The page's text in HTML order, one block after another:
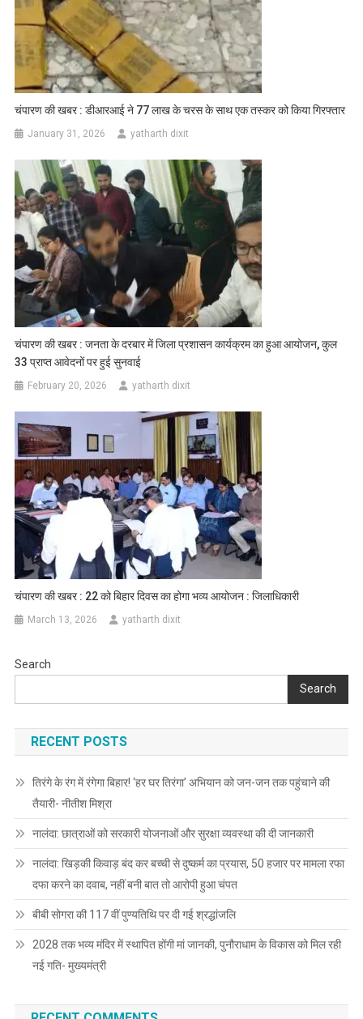
चंपारण की खबर : डीआरआई ने 77 लाख के चरस के साथ एक तस्कर को किया गिरफ्तार
January 31, 2026 yatharth dixit
चंपारण की खबर : जनता के दरबार में जिला प्रशासन कार्यक्रम का हुआ आयोजन, कुल
33 प्राप्त आवेदनों पर हुई सुनवाई
February 20, 2026 yatharth dixit
चंपारण की खबर : 22 को बिहार दिवस का होगा भव्य आयोजन : जिलाधिकारी
March 13, 2026 yatharth dixit
Search
Search
RECENT POSTS
तिरंगे के रंग में रंगेगा बिहार! ‘हर घर तिरंगा’ अभियान को जन-जन तक पहुंचाने की
तैयारी- नीतीश मिश्रा
नालंदा: छात्राओं को सरकारी योजनाओं और सुरक्षा व्यवस्था की दी जानकारी
नालंदा: खिड़की किवाड़ बंद कर बच्ची से दुष्कर्म का प्रयास, 50 हजार पर मामला रफा
दफा करने का दवाब, नहीं बनी बात तो आरोपी हुआ चंपत
बीबी सोगरा की 117 वीं पुण्यतिथि पर दी गई श्रद्धांजलि
2028 तक भव्य मंदिर में स्थापित होंगी मां जानकी, पुनौराधाम के विकास को मिल रही
नई गति- मुख्यमंत्री